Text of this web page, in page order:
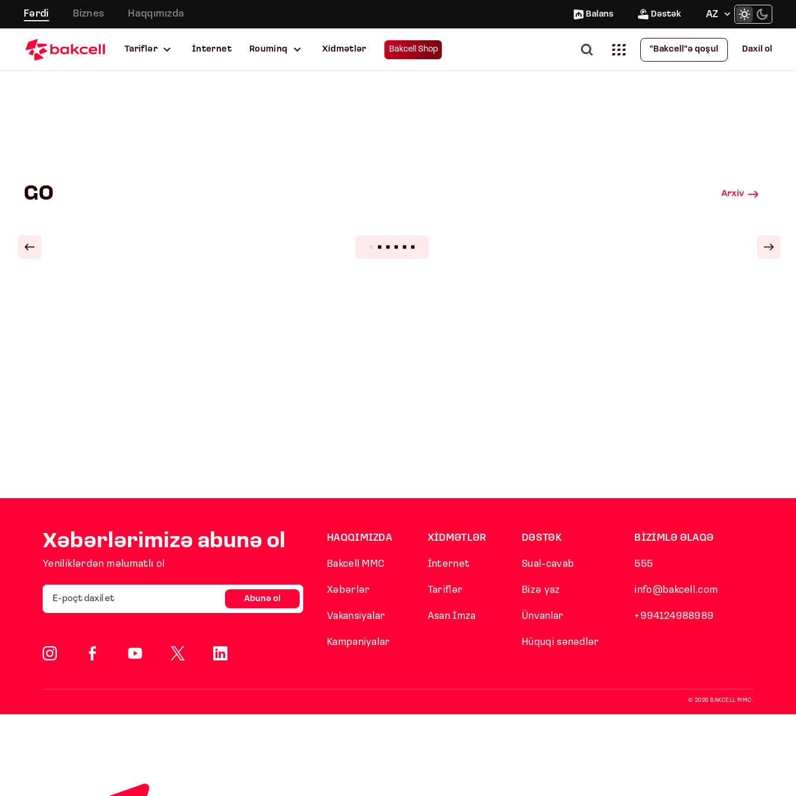
Fərdi Biznes Haqqımızda Balans Dəstək AZ
Tariflər İnternet Rouminq Xidmətlər Bakcell Shop "Bakcell"ə qoşul Daxil ol
GO Arxiv
Xəbərlərimizə abunə ol
Yeniliklərdən məlumatlı ol
Abunə ol
HAQQIMIZDA
Bakcell MMC
Xəbərlər
Vakansiyalar
Kampaniyalar
XİDMƏTLƏR
İnternet
Tariflər
Asan İmza
DƏSTƏK
Sual-cavab
Bizə yaz
Ünvanlar
Hüquqi sənədlər
BİZİMLƏ ƏLAQƏ
555
info@bakcell.com
+994124988989
© 2026 BAKCELL MMC.